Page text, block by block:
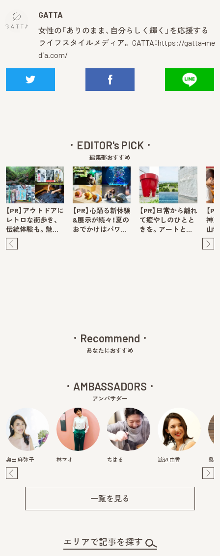
GATTA
女性の「ありのまま、自分らしく輝く」を応援する
ライフスタイルメディア。 GATTA：https://gatta-me
dia.com/
EDITOR's PICK
編集部おすすめ
【PR】アウトドアに
レトロな街歩き、
伝統体験も。魅…
【PR】心踊る新体験
&展示が続々！夏の
おでかけはパワ…
【PR】日常から離れ
て癒やしのひとと
きを。アートと…
【
神
山
Recommend
あなたにおすすめ
AMBASSADORS
アンバサダー
奥田 麻弥子 林マオ ちはる 渡辺 由香 桑
一覧を見る
エリアで記事を探す